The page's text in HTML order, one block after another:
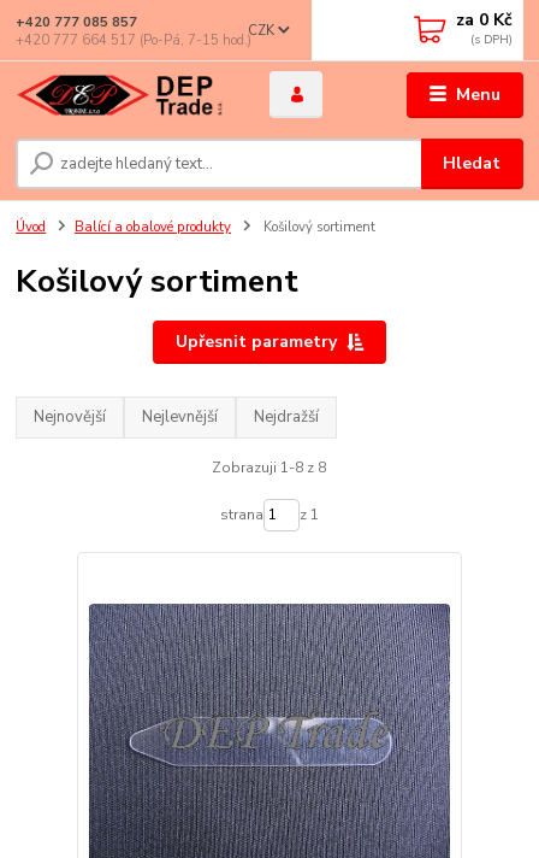
Menu
CZK
Hledat
+420 777 085 857
+420 777 664 517 (Po-Pá, 7-15 hod.)
za 0 Kč
Úvod Balící a obalové produkty Košilový sortiment
Košilový sortiment
Upřesnit parametry
Nejnovější Nejlevnější Nejdražší
Zobrazuji 1-8 z 8
strana z 1